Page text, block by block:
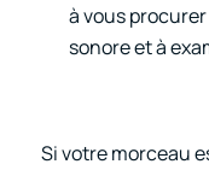
à vous
sonore et à
Si votre morceau